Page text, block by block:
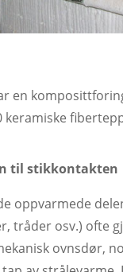
en
keramiske
til stikkontakten
oppvarmede
tråder osv.) ofte
ovnsdør,